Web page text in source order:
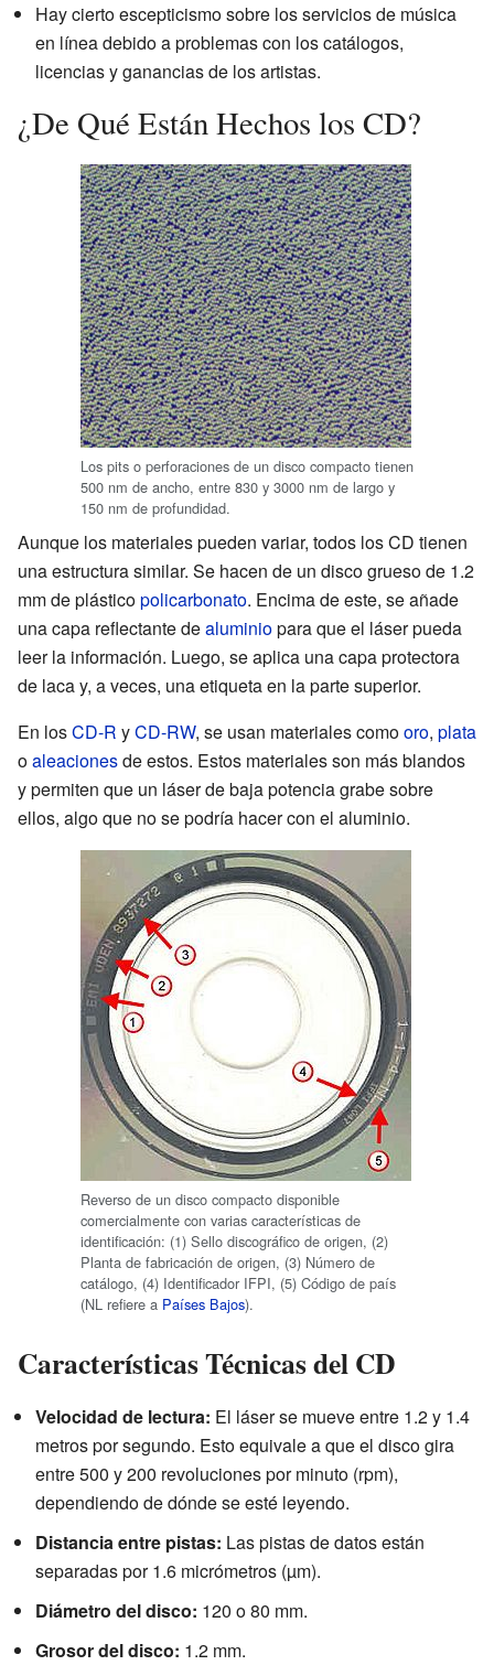
Hay cierto escepticismo sobre los servicios de música
en línea debido a problemas con los catálogos,
licencias y ganancias de los artistas.
¿De Qué Están Hechos los CD?
Los pits o perforaciones de un disco compacto tienen
500 nm de ancho, entre 830 y 3000 nm de largo y
150 nm de profundidad.
Aunque los materiales pueden variar, todos los CD tienen
una estructura similar. Se hacen de un disco grueso de 1.2
mm de plásticopolicarbonato. Encima de este, se añade
una capa reflectante dealuminiopara que el láser pueda
leer la información. Luego, se aplica una capa protectora
de laca y, a veces, una etiqueta en la parte superior.
En losCD-R yCD-RW, se usan materiales comooro, plata
oaleacionesde estos. Estos materiales son más blandos
y permiten que un láser de baja potencia grabe sobre
ellos, algo que no se podría hacer con el aluminio.
Reverso de un disco compacto disponible
comercialmente con varias características de
identificación: (1) Sello discográfico de origen, (2)
Planta de fabricación de origen, (3) Número de
catálogo, (4) Identificador IFPI, (5) Código de país
(NL refiere a Países Bajos).
Características Técnicas del CD
Velocidad de lectura: El láser se mueve entre 1.2 y 1.4
metros por segundo. Esto equivale a que el disco gira
entre 500 y 200 revoluciones por minuto (rpm),
dependiendo de dónde se esté leyendo.
Distancia entre pistas: Las pistas de datos están
separadas por 1.6 micrómetros (µm).
Diámetro del disco: 120 o 80 mm.
Grosor del disco: 1.2 mm.